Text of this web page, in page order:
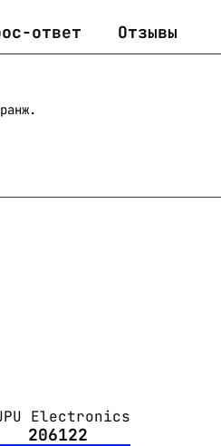
ответ Отзывы
Electronics
206122